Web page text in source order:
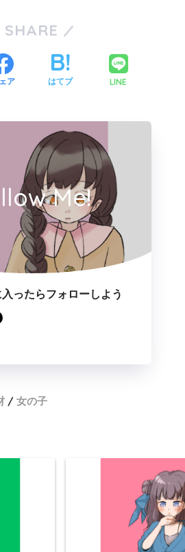
SHARE
ア はてブ LINE
Me!
ったらフォローしよう
女の子